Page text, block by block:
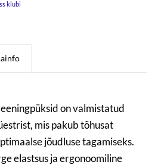
klubi
on valmistatud
mis pakub tõhusat
jõudluse tagamiseks.
elastsus ja ergonoomiline